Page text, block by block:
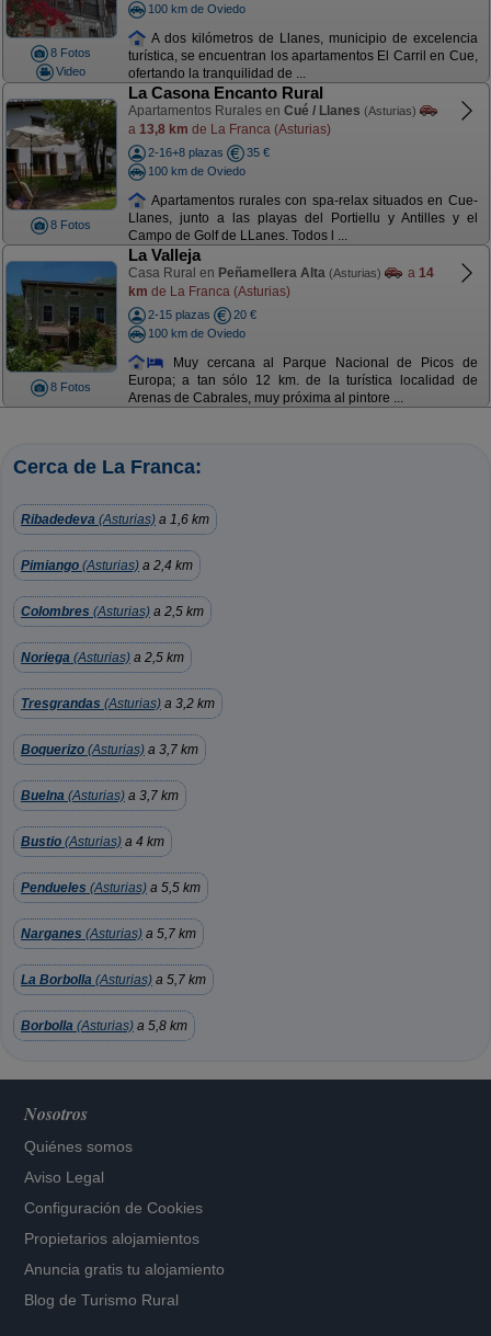
8 Fotos
Video
100 km de Oviedo
A dos kilómetros de Llanes, municipio de excelencia
turística, se encuentran los apartamentos El Carril en Cue,
ofertando la tranquilidad de ...
8 Fotos
La Casona Encanto Rural
Apartamentos Rurales en Cué / Llanes (Asturias)
a 13,8 km de La Franca (Asturias)
2-16+8 plazas
35 €
100 km de Oviedo
Apartamentos rurales con spa-relax situados en Cue-
Llanes, junto a las playas del Portiellu y Antilles y el
Campo de Golf de LLanes. Todos l ...
8 Fotos
La Valleja
Casa Rural en Peñamellera Alta (Asturias) a 14
km de La Franca (Asturias)
2-15 plazas
20 €
100 km de Oviedo
Muy cercana al Parque Nacional de Picos de
Europa; a tan sólo 12 km. de la turística localidad de
Arenas de Cabrales, muy próxima al pintore ...
Cerca de La Franca:
Ribadedeva (Asturias) a 1,6 km
Pimiango (Asturias) a 2,4 km
Colombres (Asturias) a 2,5 km
Noriega (Asturias) a 2,5 km
Tresgrandas (Asturias) a 3,2 km
Boquerizo (Asturias) a 3,7 km
Buelna (Asturias) a 3,7 km
Bustio (Asturias) a 4 km
Pendueles (Asturias) a 5,5 km
Narganes (Asturias) a 5,7 km
La Borbolla (Asturias) a 5,7 km
Borbolla (Asturias) a 5,8 km
Nosotros
Quiénes somos
Aviso Legal
Configuración de Cookies
Propietarios alojamientos
Anuncia gratis tu alojamiento
Blog de Turismo Rural